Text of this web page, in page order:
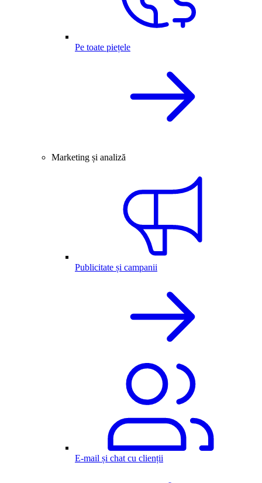
Pe toate piețele
Marketing și analiză
Publicitate și campanii
E-mail și chat cu clienții